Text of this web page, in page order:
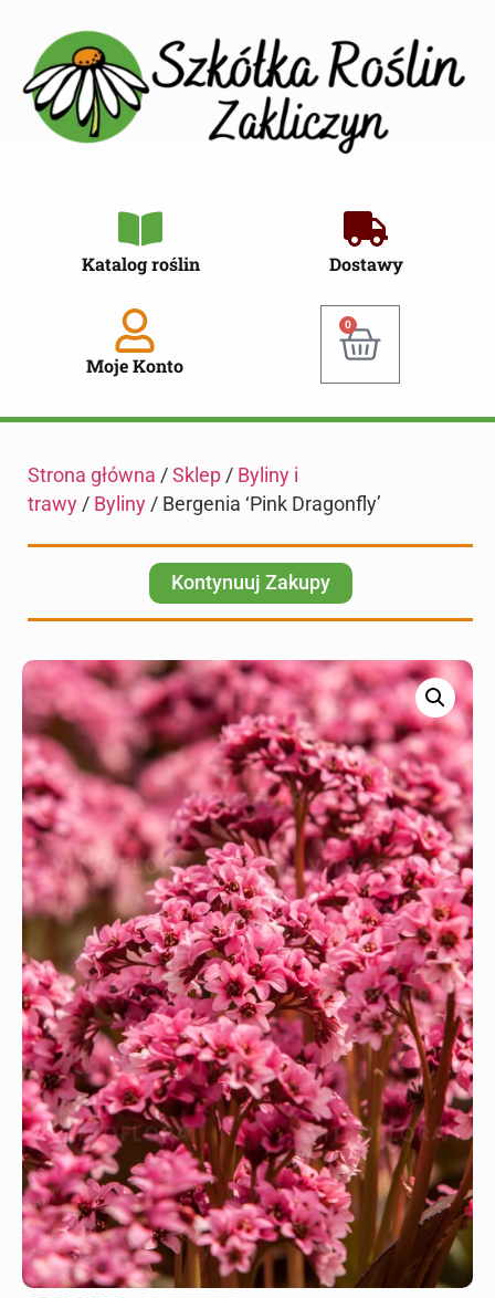
Katalog roślin Dostawy
Moje Konto
0
Strona główna / Sklep / Byliny i
trawy / Byliny / Bergenia ‘Pink Dragonfly’
Kontynuuj Zakupy